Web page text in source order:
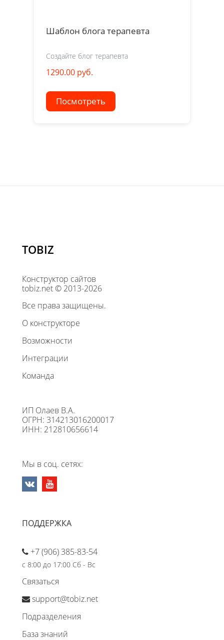
Шаблон блога терапевта
Создайте блог терапевта
1290.00 руб.
Посмотреть
TOBIZ
Конструктор сайтов
tobiz.net © 2013-2026
Все права защищены.
О конструкторе
Возможности
Интеграции
Команда
ИП Олаев В.А.
ОГРН: 314213016200017
ИНН: 212810656614
Мы в соц. сетях:
ПОДДЕРЖКА
+7 (906) 385-83-54
с 8:00 до 17:00 Сб - Вс
Связаться
support@tobiz.net
Подразделения
База знаний